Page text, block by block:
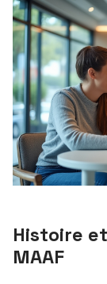
Histoire
MAAF